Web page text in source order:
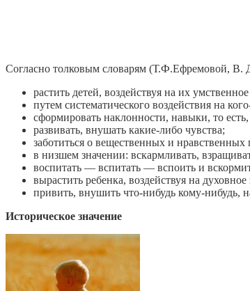
Согласно толковым словарям (Т.Ф.Ефремовой, В.
растить детей, воздействуя на их
путем систематического воздействия на
сформировать наклонности, навыки, то
развивать, внушать какие-либо чувства;
заботиться о вещественных и нравственных
в низшем значении: вскармливать,
воспитать — вспитать — вспоить и
вырастить ребенка, воздействуя на
привить, внушить что-нибудь кому-нибудь,
Историческое значение